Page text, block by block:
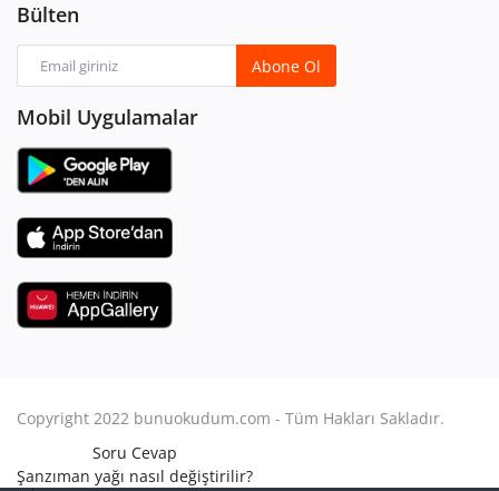
Bülten
Abone Ol
Mobil Uygulamalar
Copyright 2022 bunuokudum.com - Tüm Hakları Sakladır.
Soru Cevap
Şanzıman yağı nasıl değiştirilir?